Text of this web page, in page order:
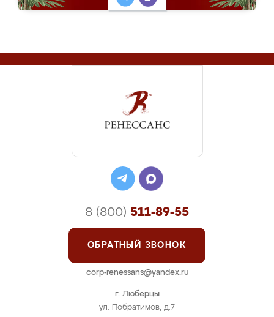
г. Люберцы
ул. Побратимов, д.7
8 (800) 511-89-55
ОБРАТНЫЙ ЗВОНОК
corp-renessans@yandex.ru